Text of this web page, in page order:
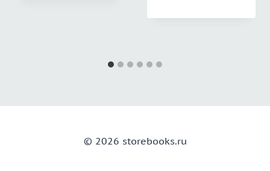
© 2026 storebooks.ru